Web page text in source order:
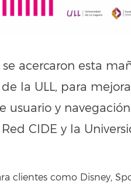
acercaron esta
la ULL, para
usuario y
CIDE y la
clientes como Disney,